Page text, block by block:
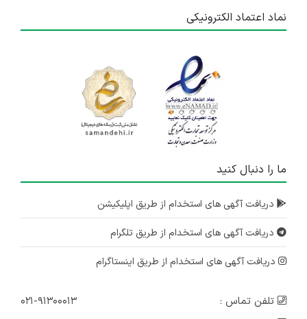
نماد اعتماد الکترونیکی
ما را دنبال کنید
دریافت آگهی های استخدام از طریق اپلیکیشن
دریافت آگهی های استخدام از طریق تلگرام
دریافت آگهی های استخدام از طریق اینستاگرام
تلفن تماس :
۰۲۱-۹۱۳۰۰۰۱۳